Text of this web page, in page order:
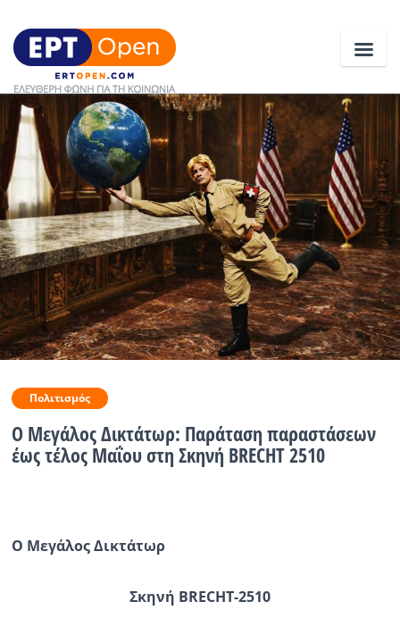
Ειδήσεις
Ελλάδα
Κοινωνία
Πολιτική
Οικονομία
Αθλητικά
Ραδιόφωνο LIVE
Πολιτισμός
Ο Μεγάλος Δικτάτωρ: Παράταση παραστάσεων
έως τέλος Μαΐου στη Σκηνή BRECHT 2510
Ο Μεγάλος Δικτάτωρ
Σκηνή BRECHT-2510